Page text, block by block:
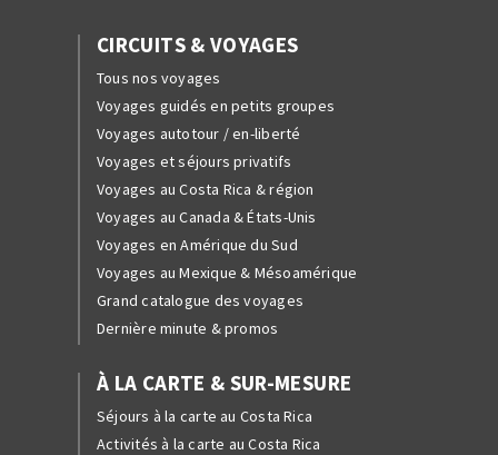
CIRCUITS & VOYAGES
Tous nos voyages
Voyages guidés en petits groupes
Voyages autotour / en-liberté
Voyages et séjours privatifs
Voyages au Costa Rica & région
Voyages au Canada & États-Unis
Voyages en Amérique du Sud
Voyages au Mexique & Mésoamérique
Grand catalogue des voyages
Dernière minute & promos
À LA CARTE & SUR-MESURE
Séjours à la carte au Costa Rica
Activités à la carte au Costa Rica